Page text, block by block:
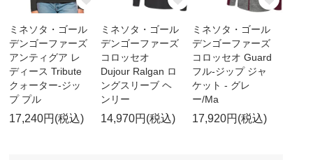
ミネソタ・ゴール
デンゴーファーズ
アンティグア レ
ディース Tribute
クォーター-ジッ
プ プル
17,240円(税込)
ミネソタ・ゴール
デンゴーファーズ
コロッセオ
Dujour Ralgan ロ
ングスリーブ ヘ
ンリー
14,970円(税込)
ミネソタ・ゴール
デンゴーファーズ
コロッセオ Guard
フル-ジップ ジャ
ケット - グレ
ー/Ma
17,920円(税込)